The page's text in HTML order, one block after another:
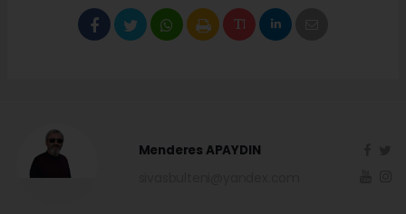
Menderes APAYDIN